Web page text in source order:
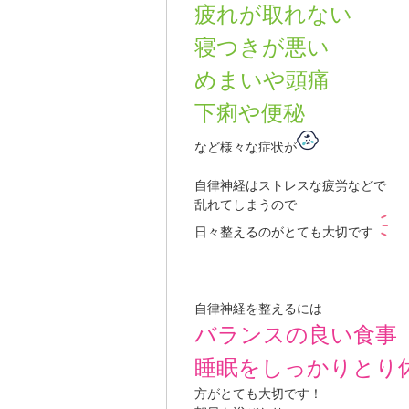
疲れが取れない
寝つきが悪い
めまいや頭痛
下痢や便秘
など様々な症状が
自律神経はストレスな疲労などで
乱れてしまうので
日々整えるのがとても大切です
自律神経を整えるには
バランスの良い食事
睡眠をしっかりとり
方がとても大切です！